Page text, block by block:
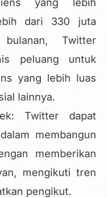
yang lebih
dari 330 juta
Twitter
peluang untuk
yang lebih luas
lainnya.
Twitter dapat
membangun
memberikan
mengikuti tren
pengikut.